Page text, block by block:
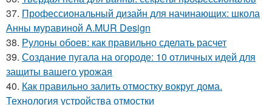
37. Профессиональный дизайн для начинающих: школа
Анны муравиной A.MUR Design
38. Рулоны обоев: как правильно сделать расчет
39. Создание пугала на огороде: 10 отличных идей для
защиты вашего урожая
40. Как правильно залить отмостку вокруг дома.
Технология устройства отмостки